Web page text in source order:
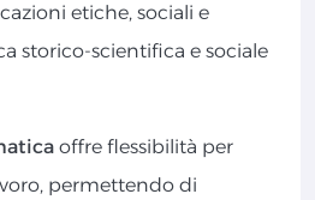
etiche, sociali e
storico-scientifica e sociale
offre flessibilità per
permettendo di